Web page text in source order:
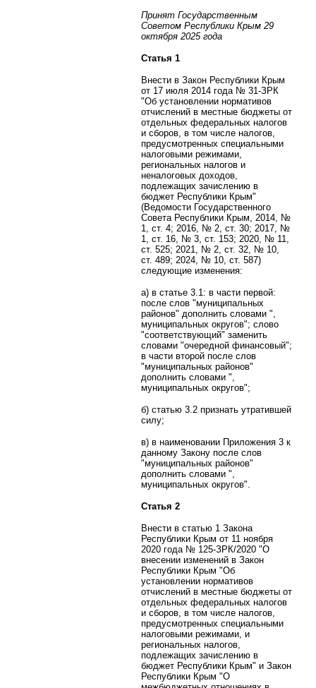
Принят Государственным
Советом Республики Крым 29
октября 2025 года
Статья 1
Внести в Закон Республики Крым
от 17 июля 2014 года № 31-ЗРК
"Об установлении нормативов
отчислений в местные бюджеты от
отдельных федеральных налогов
и сборов, в том числе налогов,
предусмотренных специальными
налоговыми режимами,
региональных налогов и
неналоговых доходов,
подлежащих зачислению в
бюджет Республики Крым"
(Ведомости Государственного
Совета Республики Крым, 2014, №
1, ст. 4; 2016, № 2, ст. 30; 2017, №
1, ст. 16, № 3, ст. 153; 2020, № 11,
ст. 525; 2021, № 2, ст. 32, № 10,
ст. 489; 2024, № 10, ст. 587)
следующие изменения:
а) в статье 3.1: в части первой:
после слов "муниципальных
районов" дополнить словами ",
муниципальных округов"; слово
"соответствующий" заменить
словами "очередной финансовый";
в части второй после слов
"муниципальных районов"
дополнить словами ",
муниципальных округов";
б) статью 3.2 признать утратившей
силу;
в) в наименовании Приложения 3 к
данному Закону после слов
"муниципальных районов"
дополнить словами ",
муниципальных округов".
Статья 2
Внести в статью 1 Закона
Республики Крым от 11 ноября
2020 года № 125-ЗРК/2020 "О
внесении изменений в Закон
Республики Крым "Об
установлении нормативов
отчислений в местные бюджеты от
отдельных федеральных налогов
и сборов, в том числе налогов,
предусмотренных специальными
налоговыми режимами, и
региональных налогов,
подлежащих зачислению в
бюджет Республики Крым" и Закон
Республики Крым "О